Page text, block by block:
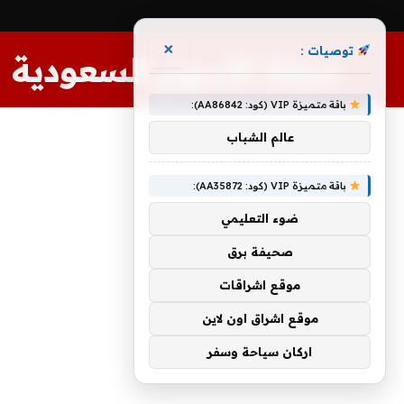
مجلة الأسهم السعودية
توصيات : ×
باقة متميزة VIP (كود: AA86842):
عالم الشباب
باقة متميزة VIP (كود: AA35872):
ضوء التعليمي
صحيفة برق
موقع اشراقات
موقع اشراق اون لاين
اركان سياحة وسفر